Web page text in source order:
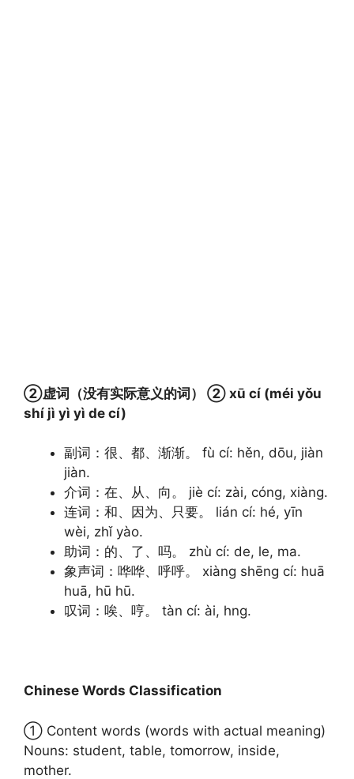
②虚词（没有实际意义的词） ② xū cí (méi yǒu
shí jì yì yì de cí)
副词：很、都、渐渐。 fù cí: hěn, dōu, jiàn
jiàn.
介词：在、从、向。 jiè cí: zài, cóng, xiàng.
连词：和、因为、只要。 lián cí: hé, yīn
wèi, zhǐ yào.
助词：的、了、吗。 zhù cí: de, le, ma.
象声词：哗哗、呼呼。 xiàng shēng cí: huā
huā, hū hū.
叹词：唉、哼。 tàn cí: ài, hng.
Chinese Words Classification
① Content words (words with actual meaning)
Nouns: student, table, tomorrow, inside,
mother.